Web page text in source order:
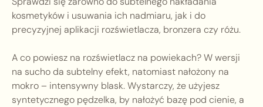
kosmetyków i usuwania ich nadmiaru, jak i do
precyzyjnej aplikacji rozświetlacza, bronzera czy różu.
A co powiesz na rozświetlacz na powiekach? W wersji
na sucho da subtelny efekt, natomiast nałożony na
mokro – intensywny blask. Wystarczy, że użyjesz
syntetycznego pędzelka, by nałożyć bazę pod cienie, a